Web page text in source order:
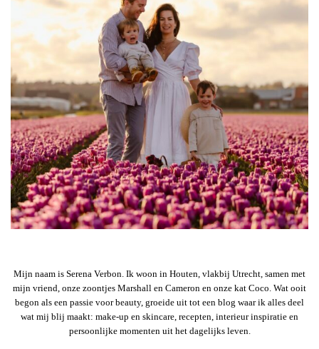
Mijn naam is Serena Verbon. Ik woon in Houten, vlakbij Utrecht, samen met
mijn vriend, onze zoontjes Marshall en Cameron en onze kat Coco. Wat ooit
begon als een passie voor beauty, groeide uit tot een blog waar ik alles deel
wat mij blij maakt: make-up en skincare, recepten, interieur inspiratie en
persoonlijke momenten uit het dagelijks leven.